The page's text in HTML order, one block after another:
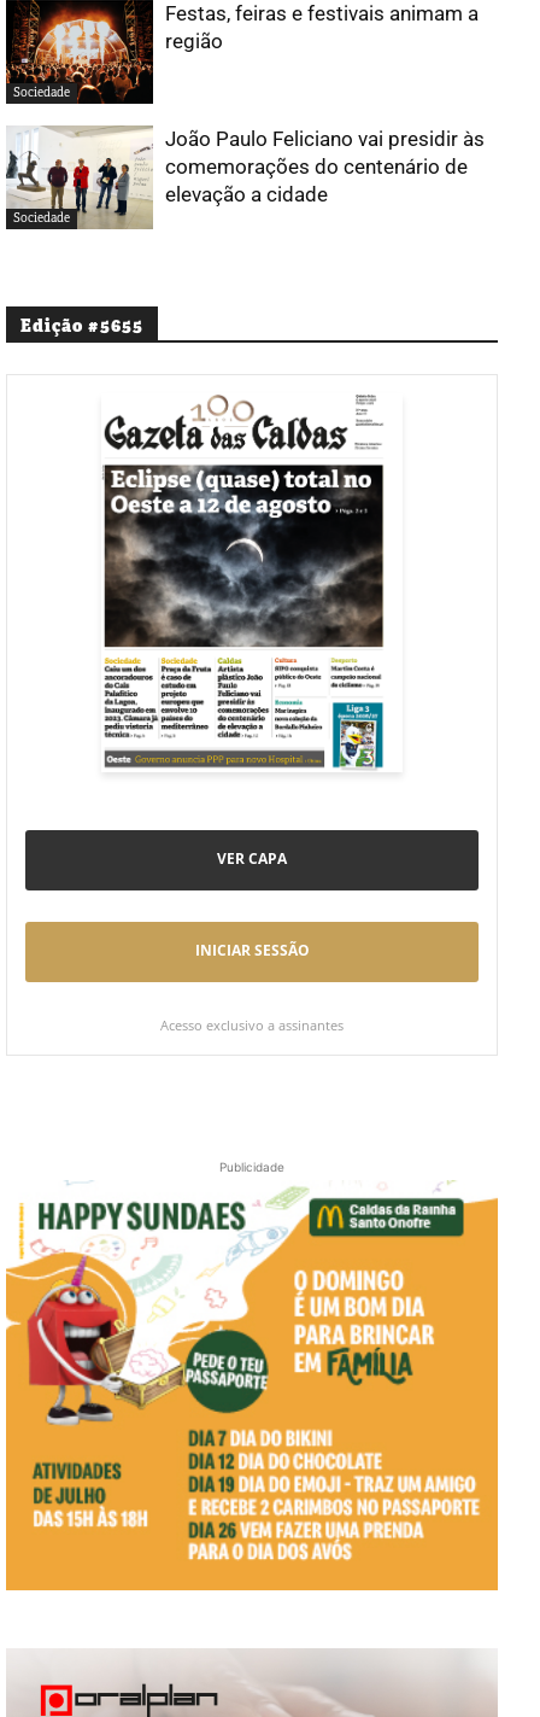
Sociedade
Festas, feiras e festivais animam a
região
Sociedade
João Paulo Feliciano vai presidir às
comemorações do centenário de
elevação a cidade
Edição #5655
VER CAPA
INICIAR SESSÃO
Acesso exclusivo a assinantes
Publicidade